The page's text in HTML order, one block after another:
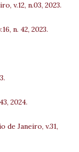
v.12, n.03, 2023.
n. 42, 2023.
2024.
de Janeiro, v.31,